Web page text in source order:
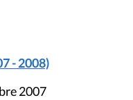
- 2008)
2007